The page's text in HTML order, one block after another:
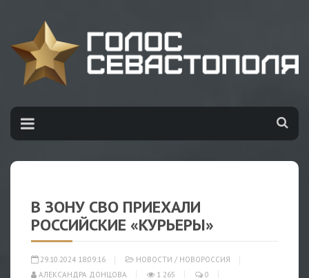
В ЗОНУ СВО ПРИЕХАЛИ
РОССИЙСКИЕ «КУРЬЕРЫ»
29.10.2024 18:09:16 НОВОСТИ / НОВОРОССИЯ
АЛЕКСАНДРА ДОНЦОВА
1 265 0